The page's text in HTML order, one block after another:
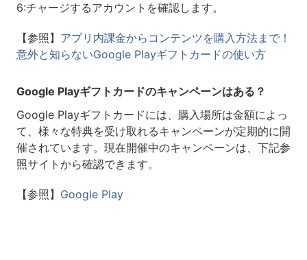
6:チャージするアカウントを確認します。
【参照】 アプリ内課金からコンテンツを購入方法まで！
意外と知らないGoogle Playギフトカードの使い方
Google Playギフトカードのキャンペーンはある？
Google Playギフトカードには、購入場所は金額によっ
て、様々な特典を受け取れるキャンペーンが定期的に開
催されています。現在開催中のキャンペーンは、下記参
照サイトから確認できます。
【参照】 Google Play